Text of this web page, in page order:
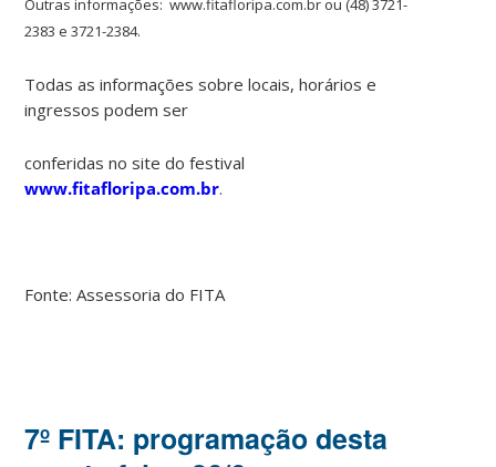
Outras informações: www.fitafloripa.com.br ou (48) 3721-
2383 e 3721-2384.
Todas as informações sobre locais, horários e
ingressos podem ser
conferidas no site do festival
www.fitafloripa.com.br.
Fonte: Assessoria do FITA
7º FITA: programação desta